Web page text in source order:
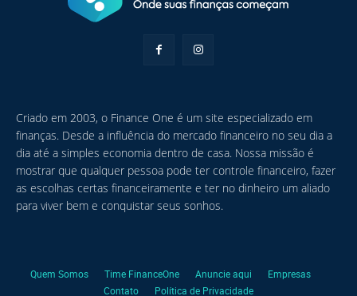
Criado em 2003, o Finance One é um site especializado em
finanças. Desde a influência do mercado financeiro no seu dia a
dia até a simples economia dentro de casa. Nossa missão é
mostrar que qualquer pessoa pode ter controle financeiro, fazer
as escolhas certas financeiramente e ter no dinheiro um aliado
para viver bem e conquistar seus sonhos.
Quem Somos Time FinanceOne Anuncie aqui
Empresas
Contato
Política de Privacidade